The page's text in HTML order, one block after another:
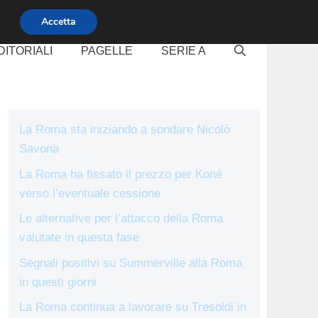
PAGELLE SERIE A
La Roma sta iniziando a sondare Nicolò
Savona
La Roma ha fissato il prezzo per Koné
verso l’eventuale cessione
Le alternative per l’attacco della Roma
valutate in questa fase
Segnali positivi su Summerville alla Roma
in questi giorni
La Roma continua a lavorare su Tresoldi in
Accetta